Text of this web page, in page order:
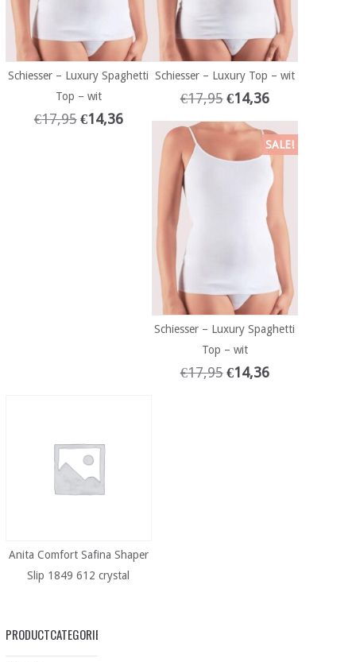
Schiesser – Luxury Spaghetti
Top – wit
€17,95 €14,36
Schiesser – Luxury Top – wit
€17,95 €14,36
SALE!
Schiesser – Luxury Spaghetti
Top – wit
€17,95 €14,36
Anita Comfort Safina Shaper
Slip 1849 612 crystal
PRODUCTCATEGORIEËN